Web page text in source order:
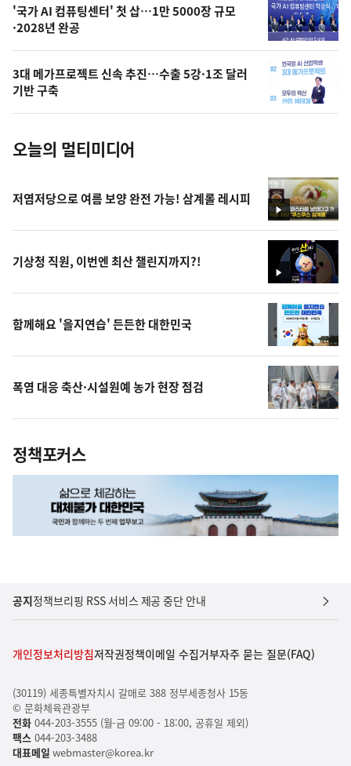
오
늘
의
사
진
'국가 AI 컴퓨팅센터' 첫 삽…1만 5000장 규모
·2028년 완공
3대 메가프로젝트 신속 추진…수출 5강·1조 달러
기반 구축
오늘의 멀티미디어
영
상
저염저당으로 여름 보양 완전 가능! 삼계롤 레시피
영
상
기상청 직원, 이번엔 최산 챌린지까지?!
함께해요 '을지연습' 든든한 대한민국
폭염 대응 축산·시설원예 농가 현장 점검
정책포커스
공지정책브리핑 RSS 서비스 제공 중단 안내
개인정보처리방침저작권정책이메일 수집거부자주 묻는 질문(FAQ)
(30119) 세종특별자치시 갈매로 388 정부세종청사 15동
© 문화체육관광부
전화044-203-3555 (월-금 09:00 - 18:00, 공휴일 제외)
팩스 044-203-3488
대표메일 webmaster@korea.kr